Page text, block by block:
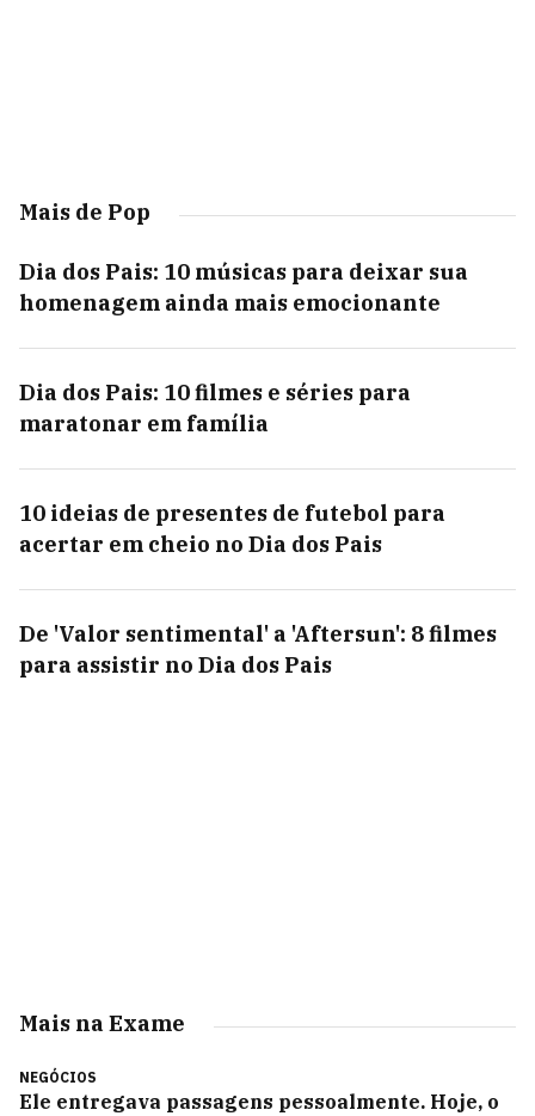
Mais de Pop
Dia dos Pais: 10 músicas para deixar sua
homenagem ainda mais emocionante
Dia dos Pais: 10 filmes e séries para
maratonar em família
10 ideias de presentes de futebol para
acertar em cheio no Dia dos Pais
De 'Valor sentimental' a 'Aftersun': 8 filmes
para assistir no Dia dos Pais
Mais na Exame
NEGÓCIOS
Ele entregava passagens pessoalmente. Hoje, o